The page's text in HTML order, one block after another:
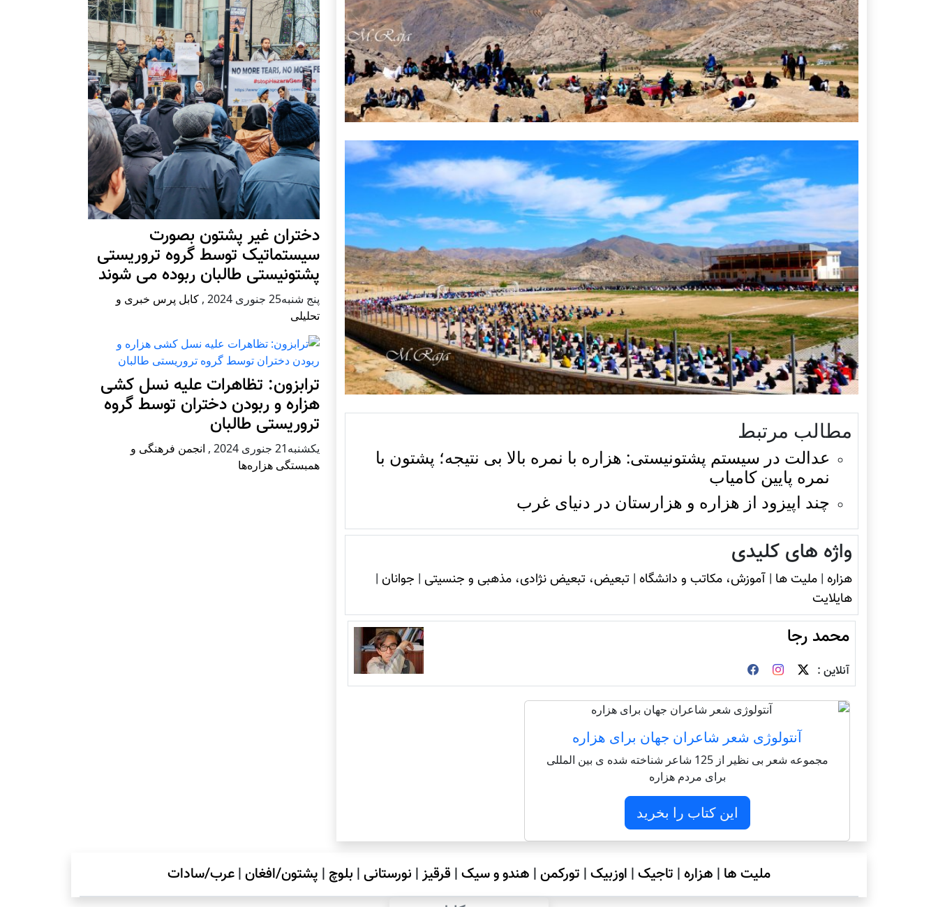
مطالب مرتبط
عدالت در سیستم پشتونیستی: هزاره با نمره بالا بی نتیجه؛ پشتون با
نمره پایین کامیاب
چند اپیزود از هزاره و هزارستان در دنیای غرب
واژه های کلیدی
هزاره | ملیت ها | آموزش، مکاتب و دانشگاه | تبعیض، تبعیض نژادی، مذهبی و جنسیتی | جوانان |
هایلایت
محمد رجا
آنلاین :
آنتولوژی شعر شاعران جهان برای هزاره
مجموعه شعر بی نظیر از 125 شاعر شناخته شده ی بین المللی
برای مردم هزاره
این کتاب را بخرید
دختران غیر پشتون بصورت
سیستماتیک توسط گروه تروریستی
پشتونیستی طالبان ربوده می شوند
پنج شنبه25 جنوری 2024 , کابل پرس خبری و
تحلیلی
ترابزون: تظاهرات علیه نسل کشی
هزاره و ربودن دختران توسط گروه
تروریستی طالبان
يكشنبه21 جنوری 2024 , انجمن فرهنگی و
همبستگی هزاره‌ها
ملیت ها | هزاره| تاجیک| اوزبیک| تورکمن| هندو و سیک| قرقیز| نورستانی| بلوچ | پشتون/افغان|عرب/سادات